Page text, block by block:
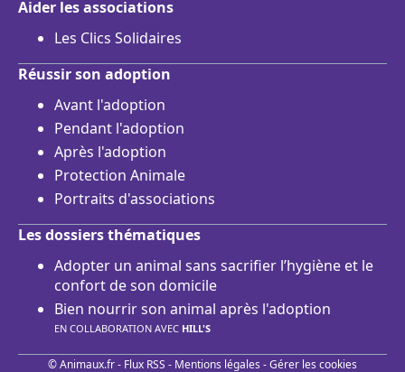
Aider les associations
Les Clics Solidaires
Réussir son adoption
Avant l'adoption
Pendant l'adoption
Après l'adoption
Protection Animale
Portraits d'associations
Les dossiers thématiques
Adopter un animal sans sacrifier l’hygiène et le
confort de son domicile
Bien nourrir son animal après l'adoption
EN COLLABORATION AVEC HILL'S
© Animaux.fr - Flux RSS - Mentions légales -Gérer les cookies